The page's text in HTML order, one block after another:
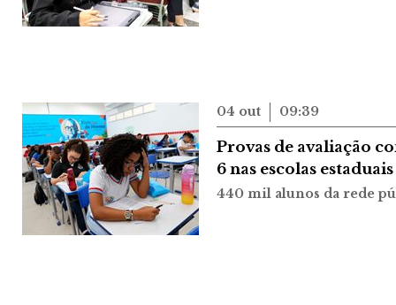
04 out 09:39
Provas de avaliação
6 nas escolas
440 mil alunos da rede